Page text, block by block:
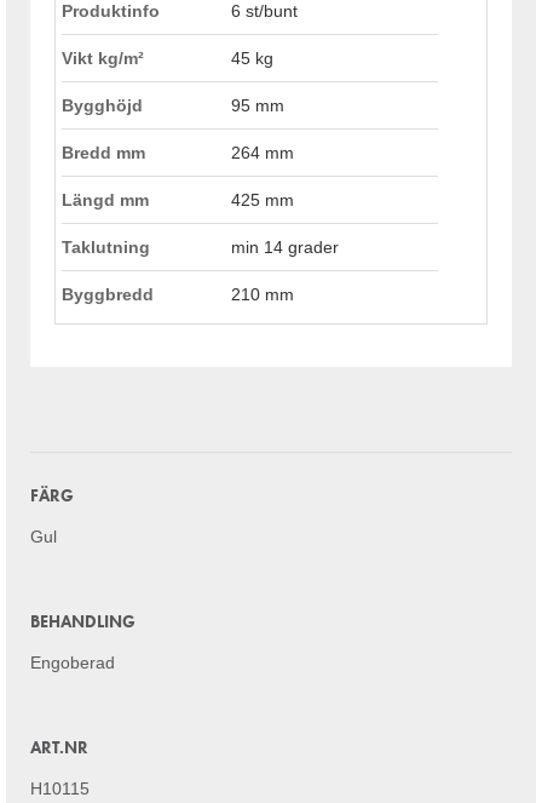
Produktinfo 6 st/bunt
Vikt kg/m² 45 kg
Bygghöjd 95 mm
Bredd mm 264 mm
Längd mm 425 mm
Taklutning min 14 grader
Byggbredd 210 mm
FÄRG
Gul
BEHANDLING
Engoberad
ART.NR
H10115